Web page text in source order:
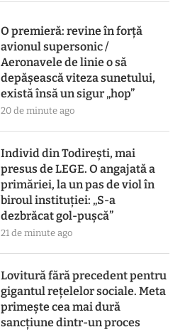
O premieră: revine în forță
avionul supersonic /
Aeronavele de linie o să
depășească viteza sunetului,
există însă un sigur „hop”
20 de minute ago
Individ din Todirești, mai
presus de LEGE. O angajată a
primăriei, la un pas de viol în
biroul instituției: „S-a
dezbrăcat gol-pușcă”
21 de minute ago
Lovitură fără precedent pentru
gigantul rețelelor sociale. Meta
primește cea mai dură
sancțiune dintr-un proces